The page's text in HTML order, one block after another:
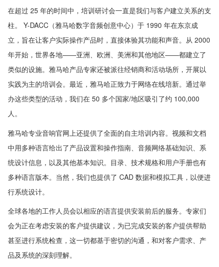
在超过 25 年的时间中，培训研讨会一直是我们与客户建立关系的支
柱。 Y-DACC（雅马哈数字音频创意中心）于 1990 年在东京成
立，旨在让客户实际操作产品时，直接体验其功能和声音。从 2000
年开始，世界各地——亚洲、欧洲、美洲和其他地区——都建立了
类似的设施。雅马哈产品专家还被派往经销商和活动场所，开展以
实践为主的培训会。最近，雅马哈正致力于网络在线培新。通过举
办这些类型的活动，我们在 50 多个国家/地区吸引了约 100,000
人。
雅马哈专业音响官网上还提供了全面的自主培训内容。视频和文档
中用多种语言给出了产品设置和操作指南、音频网络基础知识、系
统设计信息，以及其他基本知识。目录、技术规格和用户手册也有
多种语言版本。当然，我们也提供了 CAD 数据和模拟工具，以便进
行系统设计。
全球各地的工作人员会以相应的语言提供安装前后的服务。专家们
会为正在考虑安装的客户提供建议，为已完成安装的客户提供帮助
甚至进行系统检查，这一切都基于密切的沟通，和对客户需求、产
品及系统的深刻理解。